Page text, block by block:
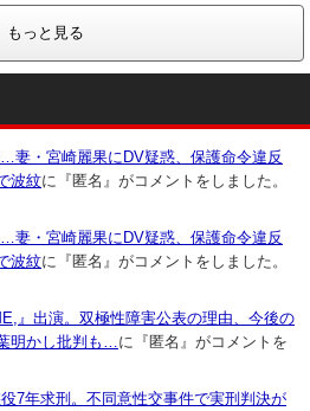
もっと見る
妻・宮崎麗果にDV疑惑、保護命令違反
波紋に『匿名』がコメントをしました。
妻・宮崎麗果にDV疑惑、保護命令違反
波紋に『匿名』がコメントをしました。
』出演。双極性障害公表の理由、今後の
明かし批判も… に『匿名』がコメントを
7年求刑。不同意性交事件で実刑判決が